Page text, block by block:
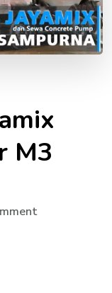
M3
on